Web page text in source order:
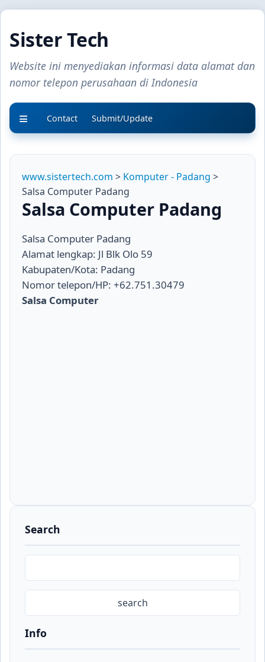
Sister Tech
Website ini menyediakan informasi data alamat dan
nomor telepon perusahaan di Indonesia
Contact Submit/Update
www.sistertech.com > Komputer - Padang >
Salsa Computer Padang
Salsa Computer Padang
Salsa Computer Padang
Alamat lengkap: Jl Blk Olo 59
Kabupaten/Kota: Padang
Nomor telepon/HP: +62.751.30479
Salsa Computer
Search
Info